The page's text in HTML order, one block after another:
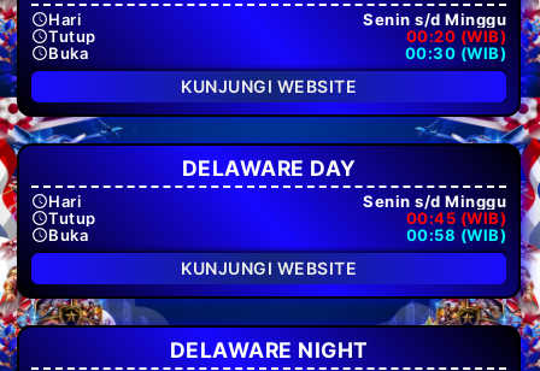
Hari
Senin s/d Minggu
Tutup
00:20 (WIB)
Buka
00:30 (WIB)
KUNJUNGI WEBSITE
DELAWARE DAY
Hari
Senin s/d Minggu
Tutup
00:45 (WIB)
Buka
00:58 (WIB)
KUNJUNGI WEBSITE
DELAWARE NIGHT